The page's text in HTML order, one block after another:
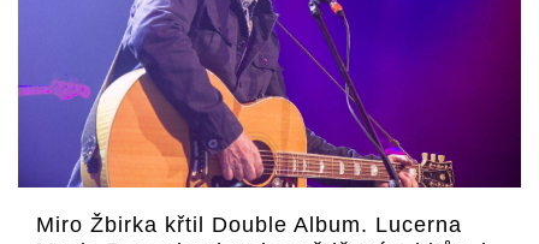
Miro Žbirka křtil Double Album. Lucerna